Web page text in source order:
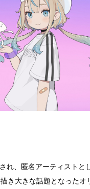
れ、匿名アーティストと
き大きな話題となったオ